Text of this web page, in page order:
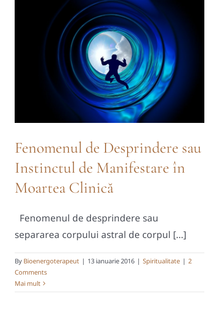
Fenomenul de Desprindere sau
Instinctul de Manifestare în
Moartea Clinică
Fenomenul de desprindere sau
separarea corpului astral de corpul [...]
By Bioenergoterapeut | 13 ianuarie 2016 | Spiritualitate | 2
Comments
Mai mult